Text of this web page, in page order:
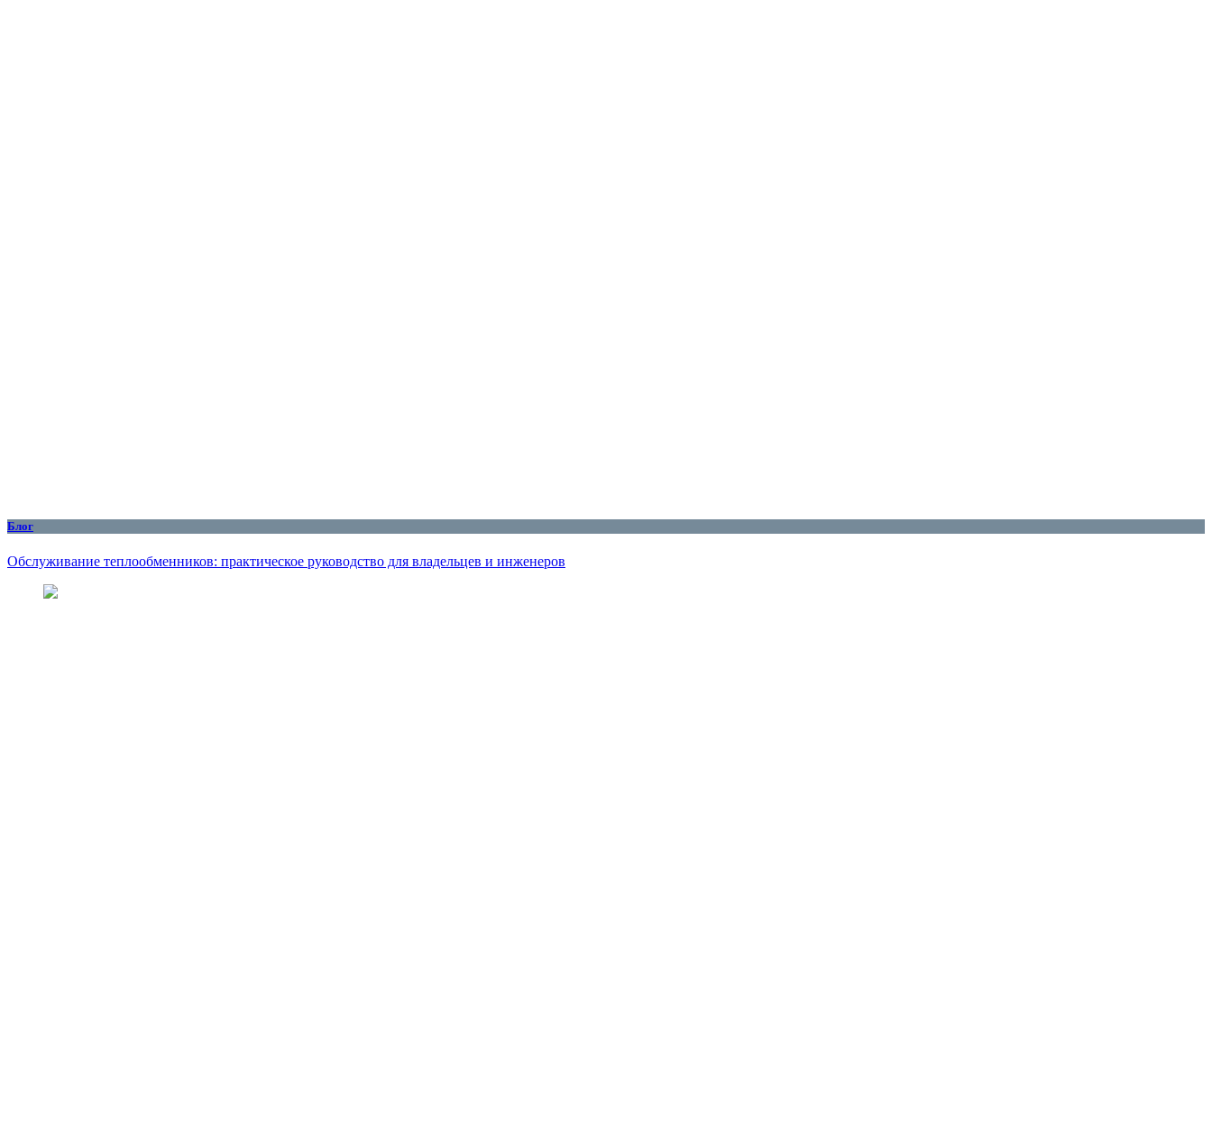
Блог
Обслуживание теплообменников: практическое руководство для владельцев и инженеров